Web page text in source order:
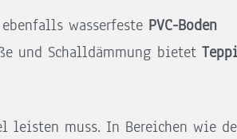
wasserfeste PVC-Boden
und Schalldämmung bietet
muss. In Bereichen wie